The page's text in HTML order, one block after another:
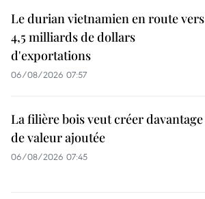
Le durian vietnamien en route vers
4,5 milliards de dollars
d'exportations
06/08/2026 07:57
La filière bois veut créer davantage
de valeur ajoutée
06/08/2026 07:45